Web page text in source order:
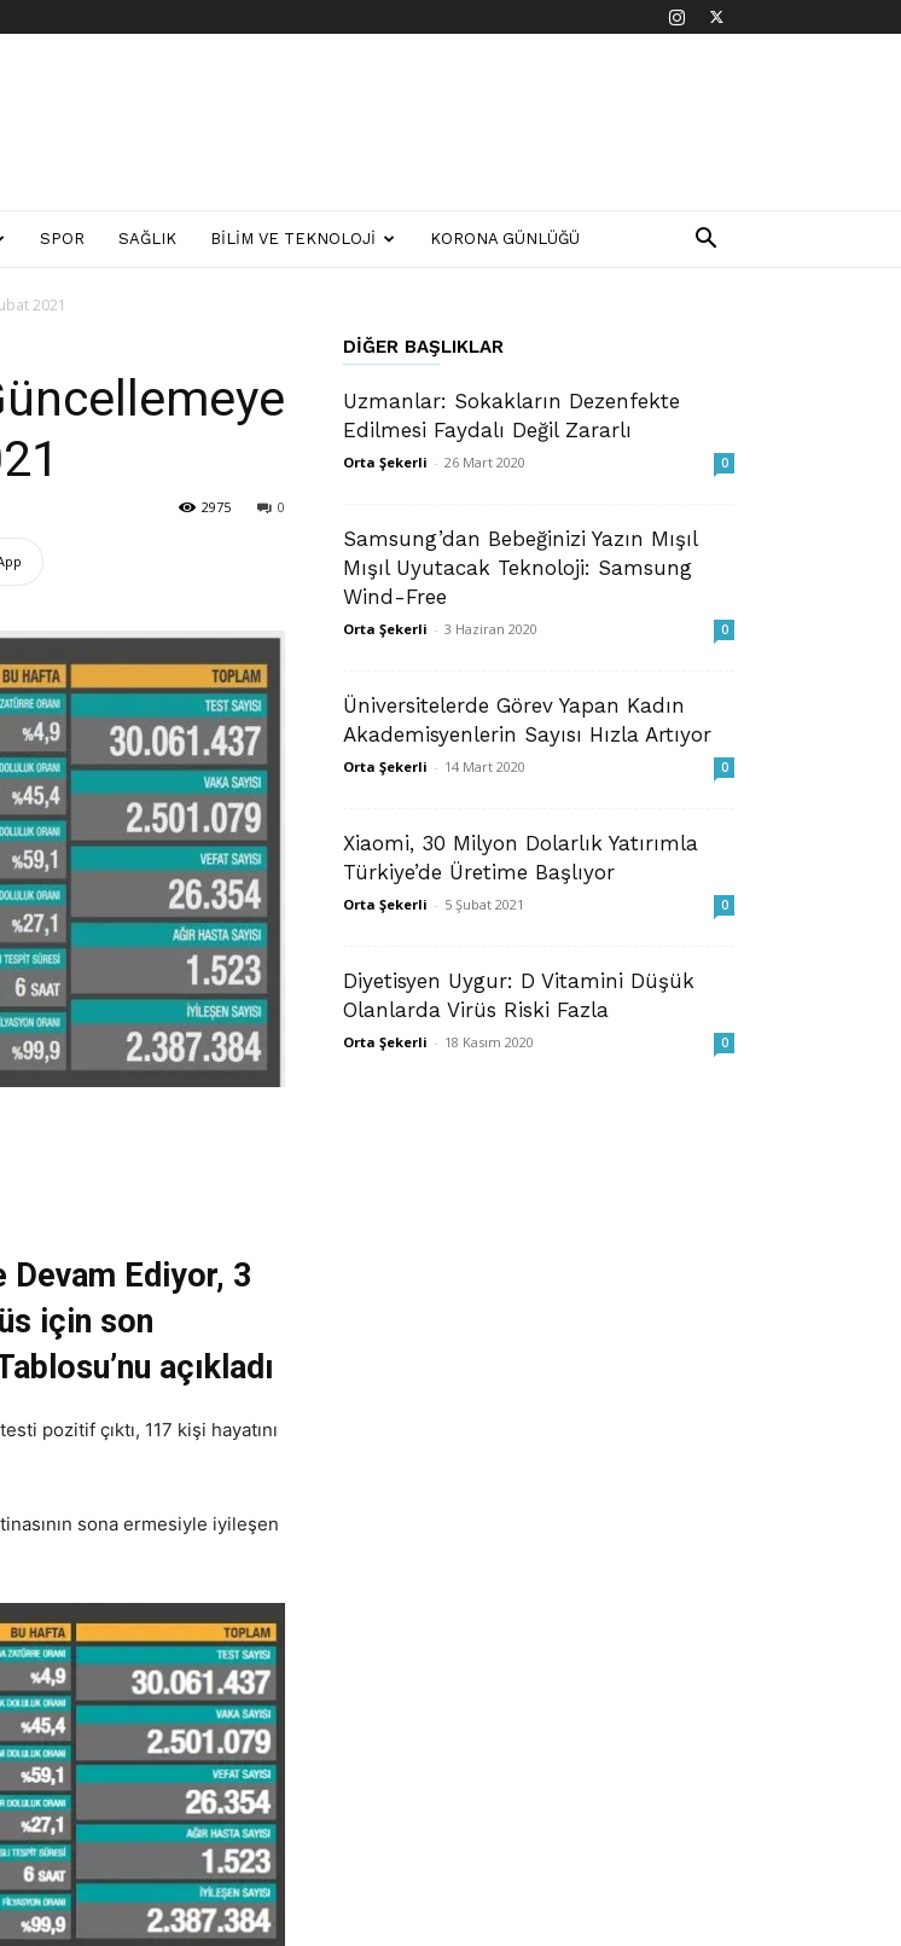
SPOR SAĞLIK BILIM VE TEKNOLOJI KORONA GÜNLÜĞÜ
2021
0
2975
Ediyor, 3
için son
açıkladı
pozitif çıktı, 117 kişi hayatını
sona ermesiyle iyileşen
DIĞER BAŞLIKLAR
Uzmanlar: Sokakların Dezenfekte
Edilmesi Faydalı Değil Zararlı
Orta Şekerli - 26 Mart 2020 0
Samsung’dan Bebeğinizi Yazın Mışıl
Mışıl Uyutacak Teknoloji: Samsung
Wind-Free
Orta Şekerli - 3 Haziran 2020 0
Üniversitelerde Görev Yapan Kadın
Akademisyenlerin Sayısı Hızla Artıyor
Orta Şekerli - 14 Mart 2020 0
Xiaomi, 30 Milyon Dolarlık Yatırımla
Türkiye’de Üretime Başlıyor
Orta Şekerli - 5 Şubat 2021 0
Diyetisyen Uygur: D Vitamini Düşük
Olanlarda Virüs Riski Fazla
Orta Şekerli - 18 Kasım 2020 0